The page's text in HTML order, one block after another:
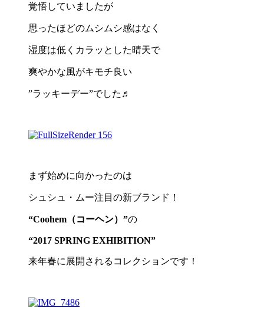
覚悟していましたが
思ったほどのムシムシ感はなく
湿度は低くカラッとした晴天で
爽やかな風がキモチ良い
”ラッキーデー”でした♬
まず始めに向かったのは
シュシュ・ムー注目の新ブランド！
“Coohem（コーヘン）”の
“2017 SPRING EXHIBITION”
来年春に展開されるコレクションです！